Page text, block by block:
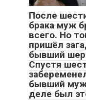
После
брака муж
всего. Но
пришёл
бывший
Спустя
бывший муж
деле был